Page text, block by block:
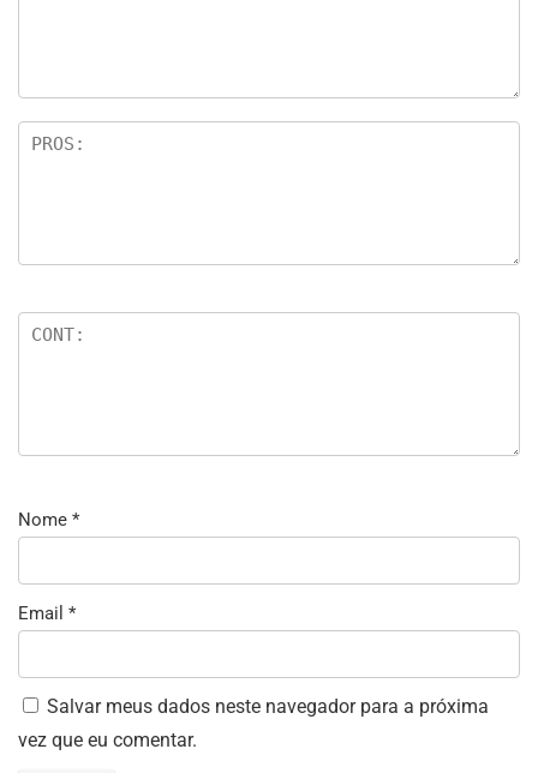
Nome *
Email *
Salvar meus dados neste navegador para a próxima
vez que eu comentar.